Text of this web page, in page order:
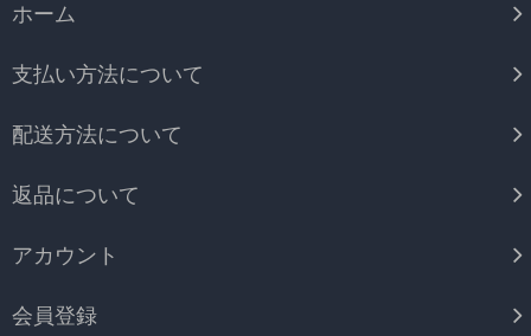
ホーム
支払い方法について
配送方法について
返品について
アカウント
会員登録